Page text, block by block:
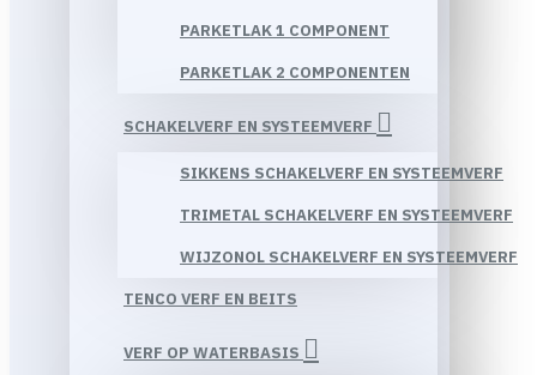
PARKETLAK 1 COMPONENT
PARKETLAK 2 COMPONENTEN
SCHAKELVERF EN SYSTEEMVERF
SIKKENS SCHAKELVERF EN SYSTEEMVERF
TRIMETAL SCHAKELVERF EN SYSTEEMVERF
WIJZONOL SCHAKELVERF EN SYSTEEMVERF
TENCO VERF EN BEITS
VERF OP WATERBASIS